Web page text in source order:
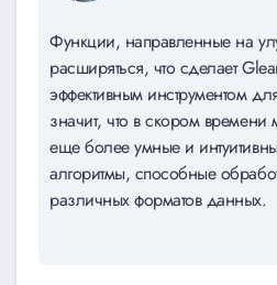
Функции, направленные на
расширяться, что сделает
эффективным инструментом
значит, что в скором
еще более умные и
алгоритмы, способные
различных форматов данных.